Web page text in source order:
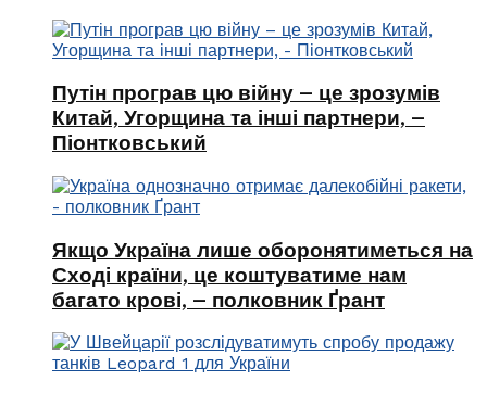
Путін програв цю війну – це зрозумів
Китай, Угорщина та інші партнери, –
Піонтковський
Якщо Україна лише оборонятиметься на
Сході країни, це коштуватиме нам
багато крові, – полковник Ґрант